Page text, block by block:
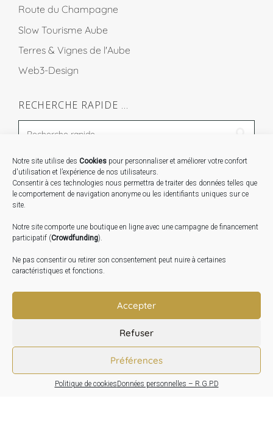
Notre site utilise des Cookies pour personnaliser et améliorer votre confort
d'utilisation et l’expérience de nos utilisateurs.
Consentir à ces technologies nous permettra de traiter des données telles que
le comportement de navigation anonyme ou les identifiants uniques sur ce
site.
Notre site comporte une boutique en ligne avec une campagne de financement
participatif (Crowdfunding).
Ne pas consentir ou retirer son consentement peut nuire à certaines
caractéristiques et fonctions.
Accepter
Refuser
Préférences
Politique de cookiesDonnées personnelles – R.G.P.D
Route du Champagne
Slow Tourisme Aube
Terres & Vignes de l'Aube
Web3-Design
RECHERCHE RAPIDE …
STAGES …
Expo « Mesures de lumière » du 19 Sept au 29 Nov.
Inauguration de la Grange : Le 17 Oct. 2026
Atelier Image : L’art au service de la santé mentale –
10 Oct. 2026